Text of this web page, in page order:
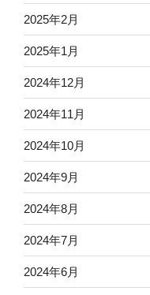
2025年2月
2025年1月
2024年12月
2024年11月
2024年10月
2024年9月
2024年8月
2024年7月
2024年6月